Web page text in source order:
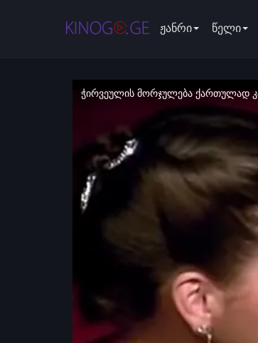
ჟანრი წელი